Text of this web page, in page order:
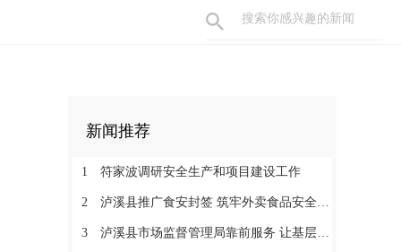
新闻推荐
1 符家波调研安全生产和项目建设工作
2 泸溪县推广食安封签 筑牢外卖食品安全防线
3 泸溪县市场监督管理局靠前服务 让基层用药“码上放心”